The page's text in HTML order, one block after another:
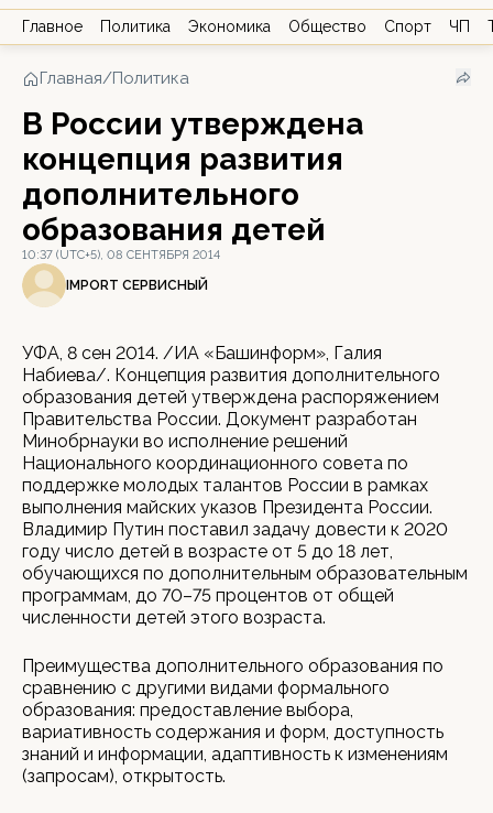
Главное Политика Экономика Общество Спорт ЧП
Главная/Политика
В России утверждена
концепция развития
дополнительного
образования детей
10:37 (UTC+5), 08 СЕНТЯБРЯ 2014
IMPORT СЕРВИСНЫЙ
УФА, 8 сен 2014. /ИА «Башинформ», Галия
Набиева/. Концепция развития дополнительного
образования детей утверждена распоряжением
Правительства России. Документ разработан
Минобрнауки во исполнение решений
Национального координационного совета по
поддержке молодых талантов России в рамках
выполнения майских указов Президента России.
Владимир Путин поставил задачу довести к 2020
году число детей в возрасте от 5 до 18 лет,
обучающихся по дополнительным образовательным
программам, до 70–75 процентов от общей
численности детей этого возраста.
Преимущества дополнительного образования по
сравнению с другими видами формального
образования: предоставление выбора,
вариативность содержания и форм, доступность
знаний и информации, адаптивность к изменениям
(запросам), открытость.